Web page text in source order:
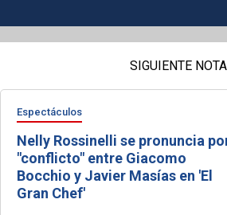
SIGUIENTE NOTA
Espectáculos
Nelly Rossinelli se pronuncia
"conflicto" entre Giacomo
Bocchio y Javier Masías en 'El
Gran Chef'